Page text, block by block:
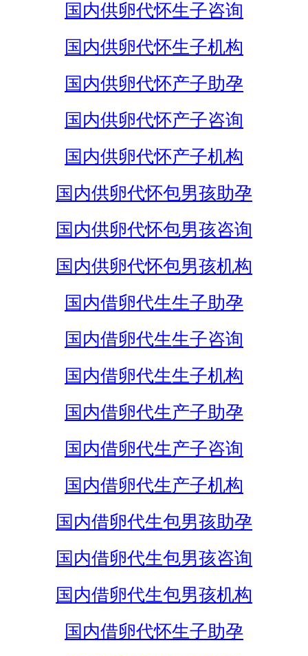
国内供卵代怀生子咨询
国内供卵代怀生子机构
国内供卵代怀产子助孕
国内供卵代怀产子咨询
国内供卵代怀产子机构
国内供卵代怀包男孩助孕
国内供卵代怀包男孩咨询
国内供卵代怀包男孩机构
国内借卵代生生子助孕
国内借卵代生生子咨询
国内借卵代生生子机构
国内借卵代生产子助孕
国内借卵代生产子咨询
国内借卵代生产子机构
国内借卵代生包男孩助孕
国内借卵代生包男孩咨询
国内借卵代生包男孩机构
国内借卵代怀生子助孕